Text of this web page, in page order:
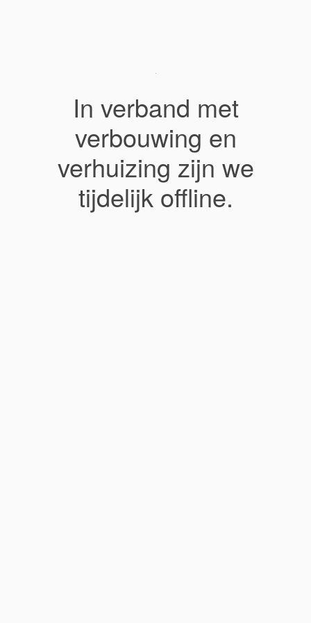
In verband met
verbouwing en
verhuizing zijn we
tijdelijk offline.